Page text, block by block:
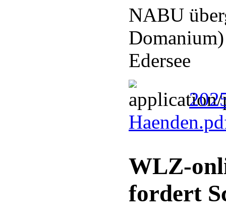
NABU
Edersee
WLZ-
fordert